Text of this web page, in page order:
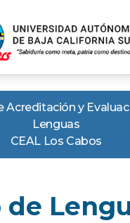
Acreditación y
Lenguas
CEAL Los Cabos